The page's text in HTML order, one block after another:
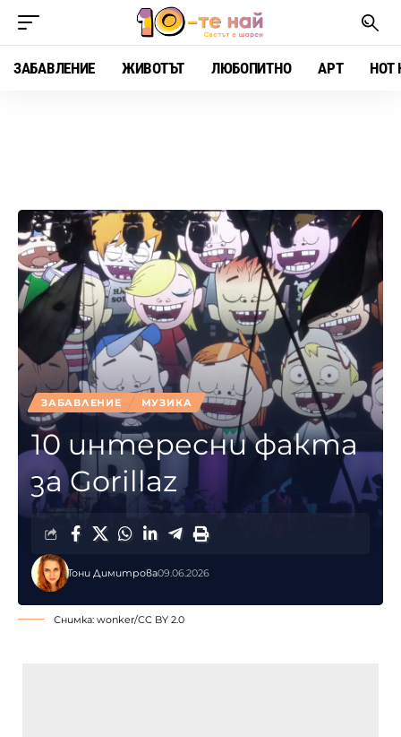
ЗАБАВЛЕНИЕ ЖИВОТЪТ ЛЮБОПИТНО АРТ HOT
ЗАБАВЛЕНИЕ МУЗИКА
10 интересни факта
за Gorillaz
Тони Димитрова09.06.2026
Снимка: wonker/CC BY 2.0